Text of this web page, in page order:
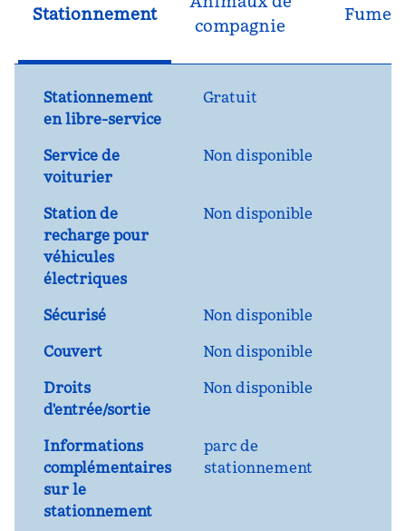
Stationnement
compagnie
Stationnement
en libre-service
Gratuit
Service de
voiturier
Non disponible
Station de
recharge pour
véhicules
électriques
Non disponible
Sécurisé
Non disponible
Couvert
Non disponible
Droits
d'entrée/sortie
Non disponible
Informations
complémentaires
sur le
stationnement
parc de
stationnement